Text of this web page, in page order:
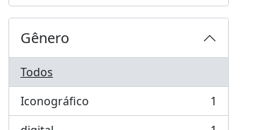
Gênero
Todos
Iconográfico
, 1 resultados
1